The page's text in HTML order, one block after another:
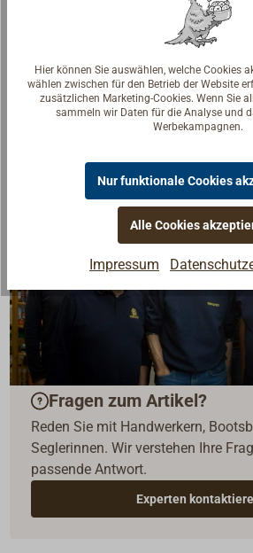
Der Decksflansch dieser Klüse hat
zum Einlassen, für einen sicheren
Fragen zum Artikel?
Reden Sie mit Handwerkern,
Seglerinnen. Wir verstehen Ihre
passende Antwort.
Experten
Hier können Sie auswählen, welche Cookies
wählen zwischen für den Betrieb der Website
zusätzlichen Marketing-Cookies. Wenn Sie
sammeln wir Daten für die Analyse und
Werbekampagnen.
Nur funktionale Cookies
Alle Cookies
Impressum